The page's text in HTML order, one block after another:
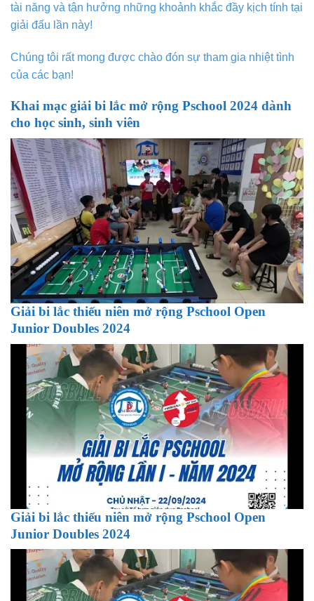
tài năng và tận hưởng những khoảnh khắc đầy kịch tính tại
giải đấu lần này!
Chúng tôi rất mong được chào đón sự tham gia nhiệt tình
của các bạn!
Khai mạc giải bi lắc mở rộng Pschool 2024 dành
cho học sinh, sinh viên
Giải bi lắc thiếu niên mở rộng Pschool Open
Junior Doubles 2024
Giải bi lắc thiếu niên mở rộng Pschool Open
Junior Doubles 2024